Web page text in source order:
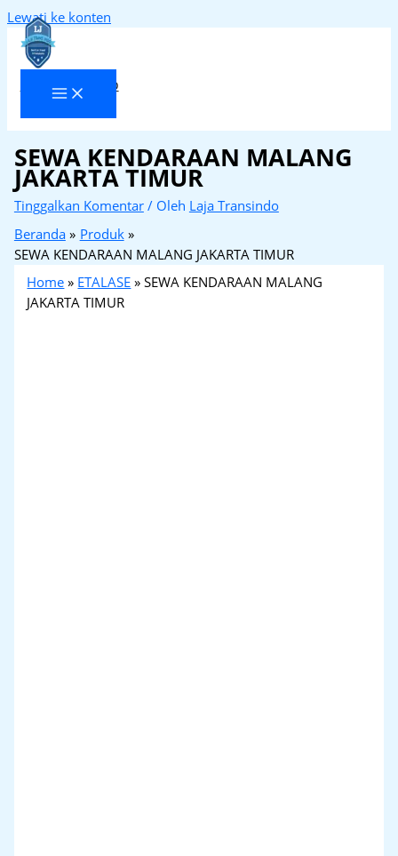
Lewati ke konten
Laja Transindo
SEWA KENDARAAN MALANG
JAKARTA TIMUR
Tinggalkan Komentar / Oleh Laja Transindo
Beranda
Produk
SEWA KENDARAAN MALANG JAKARTA TIMUR
Home » ETALASE »SEWA KENDARAAN MALANG
JAKARTA TIMUR